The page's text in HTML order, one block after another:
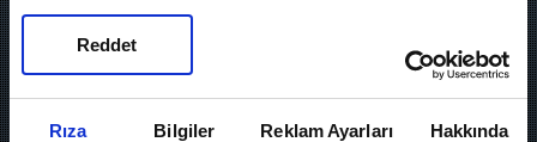
Rıza Bilgiler Reklam Ayarları Hakkında
Reddet
06 Mayıs 2026, Çarşamba 00:35